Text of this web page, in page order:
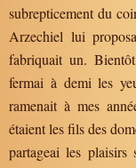
subrepticement du
Arzechiel lui
fabriquait un.
fermai à demi les
ramenait à mes
étaient les fils des
partageai les plaisirs